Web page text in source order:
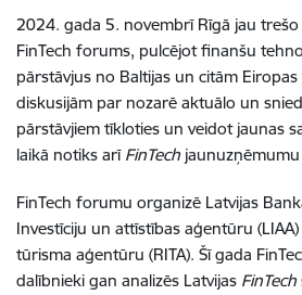
2024. gada 5. novembrī Rīgā jau
FinTech forums, pulcējot finanšu
pārstāvjus no Baltijas un citām
diskusijām par nozarē aktuālo un
pārstāvjiem tīkloties un veidot jaunas
laikā notiks arī FinTech
FinTech forumu organizē Latvijas
Investīciju un attīstības aģentūru
tūrisma aģentūru (RITA). Šī gada
dalībnieki gan analizēs Latvijas FinTech